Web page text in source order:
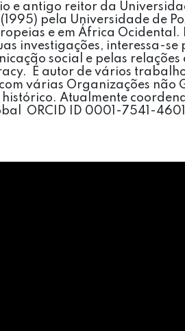
e antigo reitor da
pela Universidade de
e em África
investigações, interessa-
social e pelas
É autor de vários
várias Organizações não
Atualmente
ORCID ID 0001-7541-4601